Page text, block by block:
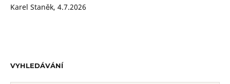
Karel Staněk, 4.7.2026
VYHLEDÁVÁNÍ